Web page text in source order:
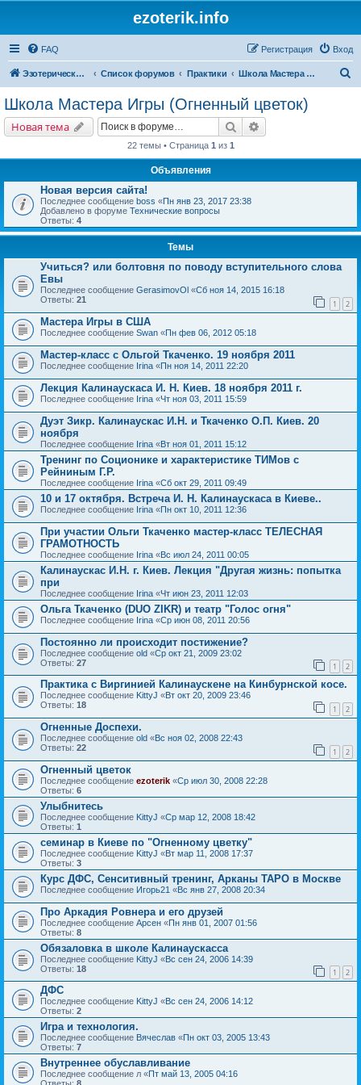
ezoterik.info
FAQ Вход
Регистрация
Эзотерический сайт Список форумов Практики Школа Мастера Игры (Огненный цветок)
Школа Мастера Игры (Огненный цветок)
Новая тема Поиск
22 темы • Страница 1 из 1
Объявления
Новая версия сайта!
Последнее сообщение boss «Пн янв 23, 2017 23:38
Добавлено в форуме Технические вопросы
Ответы: 4
Темы
Учиться? или болтовня по поводу вступительного слова
Евы
Последнее сообщение GerasimovOl «Сб ноя 14, 2015 16:18
Ответы: 21 1 2
Мастера Игры в США
Последнее сообщение Swan «Пн фев 06, 2012 05:18
Мастер-класс с Ольгой Ткаченко. 19 ноября 2011
Последнее сообщение Irina «Пн ноя 14, 2011 22:20
Лекция Калинаускаса И. Н. Киев. 18 ноября 2011 г.
Последнее сообщение Irina «Чт ноя 03, 2011 15:59
Дуэт Зикр. Калинаускас И.Н. и Ткаченко О.П. Киев. 20
ноября
Последнее сообщение Irina «Вт ноя 01, 2011 15:12
Тренинг по Соционике и характеристике ТИМов с
Рейниным Г.Р.
Последнее сообщение Irina «Сб окт 29, 2011 09:49
10 и 17 октября. Встреча И. Н. Калинаускаса в Киеве..
Последнее сообщение Irina «Пн окт 10, 2011 12:36
При участии Ольги Ткаченко мастер-класс ТЕЛЕСНАЯ
ГРАМОТНОСТЬ
Последнее сообщение Irina «Вс июл 24, 2011 00:05
Калинаускас И.Н. г. Киев. Лекция "Другая жизнь: попытка
при
Последнее сообщение Irina «Чт июн 23, 2011 12:03
Ольга Ткаченко (DUO ZIKR) и театр "Голос огня"
Последнее сообщение Irina «Ср июн 08, 2011 20:56
Постоянно ли происходит постижение?
Последнее сообщение old «Ср окт 21, 2009 23:02
Ответы: 27 1 2
Практика с Виргинией Калинаускене на Кинбурнской косе.
Последнее сообщение KittyJ «Вт окт 20, 2009 23:46
Ответы: 18 1 2
Огненные Доспехи.
Последнее сообщение old «Вс ноя 02, 2008 22:43
Ответы: 22 1 2
Огненный цветок
Последнее сообщение ezoterik «Ср июл 30, 2008 22:28
Ответы: 6
Улыбнитесь
Последнее сообщение KittyJ «Ср мар 12, 2008 18:42
Ответы: 1
семинар в Киеве по "Огненному цветку"
Последнее сообщение KittyJ «Вт мар 11, 2008 17:37
Ответы: 3
Курс ДФС, Сенситивный тренинг, Арканы ТАРО в Москве
Последнее сообщение Игорь21 «Вс янв 27, 2008 20:34
Про Аркадия Ровнера и его друзей
Последнее сообщение Арсен «Пн янв 01, 2007 01:56
Ответы: 8
Обязаловка в школе Калинаускасса
Последнее сообщение KittyJ «Вс сен 24, 2006 14:39
Ответы: 18 1 2
ДФС
Последнее сообщение KittyJ «Вс сен 24, 2006 14:12
Ответы: 2
Игра и технология.
Последнее сообщение Вячеслав «Пн окт 03, 2005 13:43
Ответы: 7
Внутреннее обуславливание
Последнее сообщение л «Пт май 13, 2005 04:16